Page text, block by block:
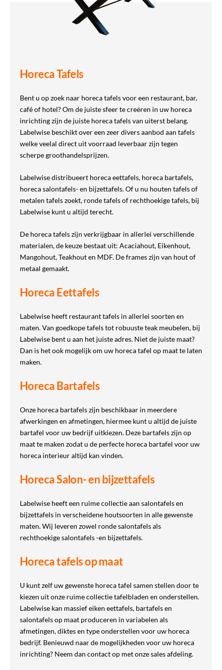
Horeca Tafels
Bent u op zoek naar horeca tafels voor een restaurant, bar,
café of hotel? Om de juiste sfeer te creëren in uw horeca
inrichting zijn de juiste horeca tafels van uiterst belang.
Labelwise beschikt over een zeer divers aanbod aan tafels
welke veelal direct uit voorraad leverbaar zijn tegen
scherpe groothandelsprijzen.
Labelwise distribueert horeca eettafels, horeca bartafels,
horeca salontafels- en bijzettafels. Of u nu houten tafels of
metalen tafels zoekt, ronde tafels of rechthoekige tafels, bij
Labelwise kunt u altijd terecht.
De horeca tafels zijn verkrijgbaar in allerlei verschillende
materialen, de keuze bestaat uit: Acaciahout, Eikenhout,
Mangohout, Teakhout en MDF. De frames zijn van hout of
metaal gemaakt.
Horeca Eettafels
Labelwise heeft restaurant tafels in allerlei soorten en
maten. Van goedkope tafels tot robuuste teak meubelen, bij
Labelwise bent u aan het juiste adres. Niet de juiste maat?
Dan is het ook mogelijk om uw horeca tafel op maat te laten
maken.
Horeca Bartafels
Onze horeca bartafels zijn beschikbaar in meerdere
afwerkingen en afmetingen, hiermee kunt u altijd de juiste
bartafel voor uw bedrijf uitkiezen. Deze bartafels zijn op
maat te maken zodat u de perfecte horeca bartafel voor uw
horeca interieur altijd kan vinden.
Horeca Salon- en bijzettafels
Labelwise heeft een ruime collectie aan salontafels en
bijzettafels in verscheidene houtsoorten in alle gewenste
maten. Wij leveren zowel ronde salontafels als
rechthoekige salontafels -en bijzettafels.
Horeca tafels op maat
U kunt zelf uw gewenste horeca tafel samen stellen door te
kiezen uit onze ruime collectie tafelbladen en onderstellen.
Labelwise kan massief eiken eettafels, bartafels en
salontafels op maat produceren in variabelen als
afmetingen, diktes en type onderstellen voor uw horeca
bedrijf. Benieuwd naar de mogelijkheden voor uw horeca
inrichting? Neem dan contact op met onze sales afdeling.